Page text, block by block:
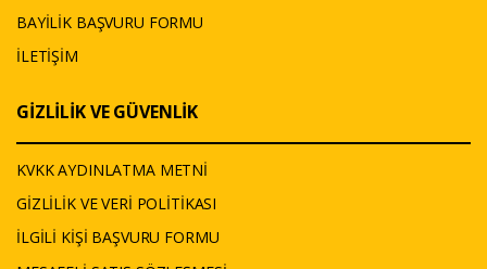
BAYİLİK BAŞVURU FORMU
İLETİŞİM
GİZLİLİK VE GÜVENLİK
KVKK AYDINLATMA METNİ
GİZLİLİK VE VERİ POLİTİKASI
İLGİLİ KİŞİ BAŞVURU FORMU